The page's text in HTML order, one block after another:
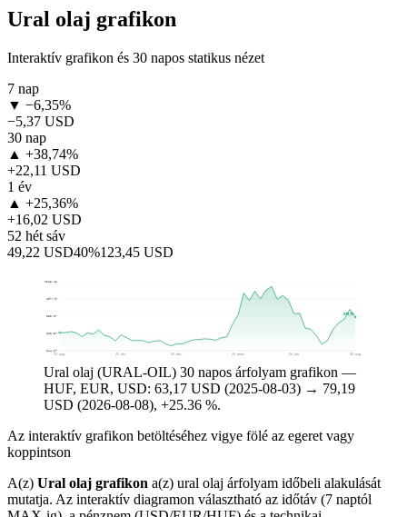
Ural olaj grafikon
Interaktív grafikon és 30 napos statikus nézet
7 nap
▼ −6,35%
−5,37 USD
30 nap
▲ +38,74%
+22,11 USD
1 év
▲ +25,36%
+16,02 USD
52 hét sáv
49,22 USD40%123,45 USD
$44,67
$62,37
$80,07
$97,76
$115,46
25. aug. 25. okt. 25. dec. 26. márc. 26. jún. 26. aug.
$79,19
Ural olaj (URAL-OIL) 30 napos árfolyam grafikon —
HUF, EUR, USD: 63,17 USD (2025-08-03) → 79,19
USD (2026-08-08), +25.36 %.
Az interaktív grafikon betöltéséhez vigye fölé az egeret vagy
koppintson
A(z) Ural olaj grafikon a(z) ural olaj árfolyam időbeli alakulását
mutatja. Az interaktív diagramon választható az időtáv (7 naptól